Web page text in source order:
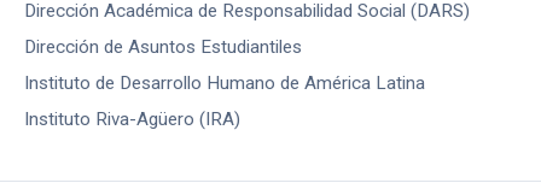
Dirección Académica de Responsabilidad Social (DARS)
Dirección de Asuntos Estudiantiles
Instituto de Desarrollo Humano de América Latina
Instituto Riva-Agüero (IRA)